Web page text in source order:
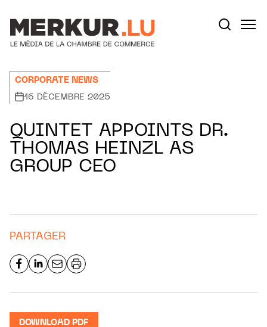
CORPORATE NEWS
16 DÉCEMBRE 2025
QUINTET APPOINTS DR.
THOMAS HEINZL AS
GROUP CEO
PARTAGER
DOWNLOAD PDF